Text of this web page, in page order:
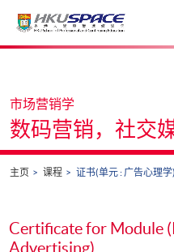
Main
市场营销学
数码营销，社交
主页 课程 证书(单元 : 广告心理学)
Certificate for Module
Advertising)